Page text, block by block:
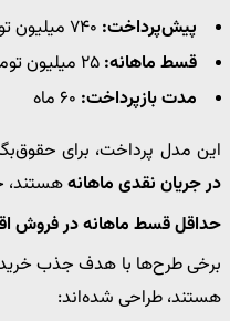
پیش‌پرداخت:
قسط ماهانه:
مدت بازپرداخت:
این مدل پرداخت، برای
در جریان نقدی ماهانههستند،
حداقل قسط ماهانه در فروش
برخی طرح‌ها با هدف جذب
هستند، طراحی شده‌اند: